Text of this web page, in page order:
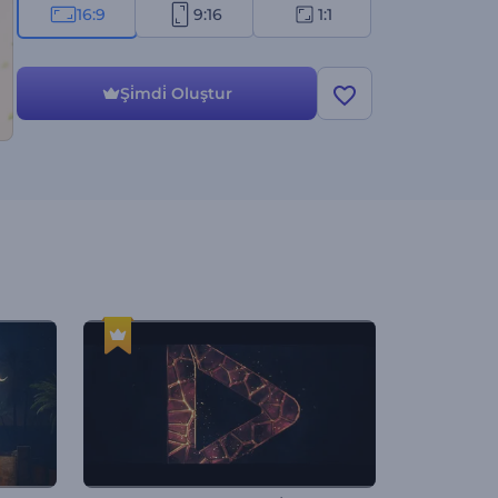
16:9 9:16 1:1
Şi̇mdi̇ Oluştur